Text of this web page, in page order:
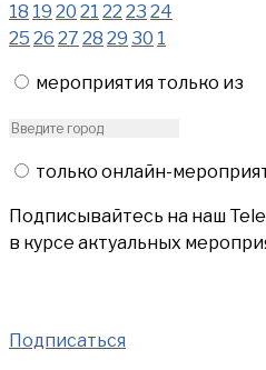
18 19 20 21 22 23 24
25 26 27 28 29 30 1
мероприятия только из
только онлайн-
Подписывайтесь на наш
в курсе актуальных
Подписаться